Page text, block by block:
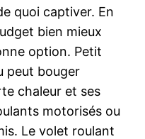
quoi captiver. En
bien mieux
option. Petit
peut bouger
chaleur et ses
motorisés ou
Le volet roulant